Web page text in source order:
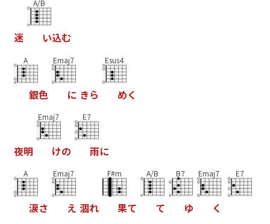
迷
A/B
い込む
A
銀色
Emaj7
に きら
Esus4
めく
夜明
Emaj7
けの
E7
雨に
A
涙さ
Emaj7
え 涸れ
F#m
果て
A/B
て
B7
ゆ
Emaj7
く
E7